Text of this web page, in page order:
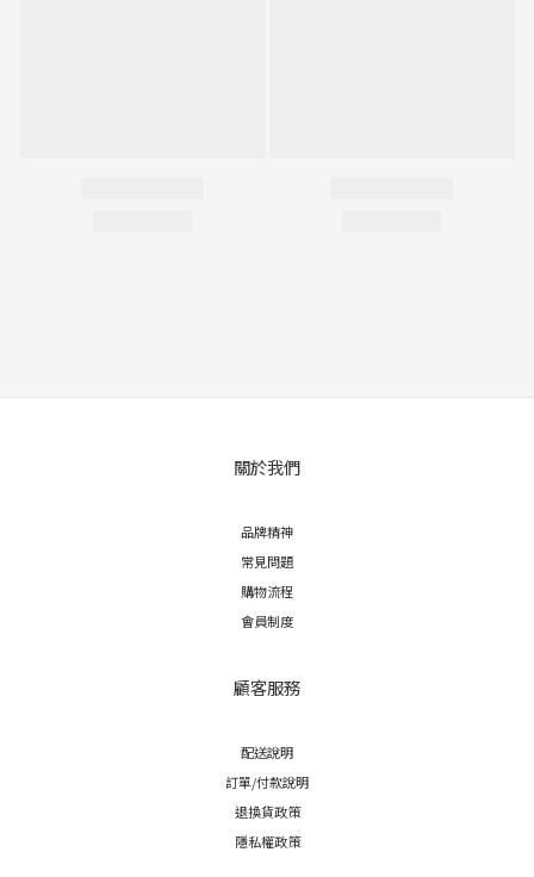
關於我們
品牌精神
常見問題
購物流程
會員制度
顧客服務
配送說明
訂單/付款說明
退換貨政策
隱私權政策